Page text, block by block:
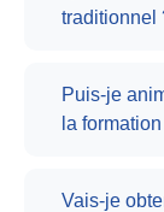
traditionnel
Puis-je
la
Vais-je